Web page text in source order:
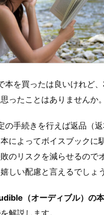
を買ったは良いけれど、
ったことはありませんか。
の手続きを行えば返品（
によってボイスブックに
のリスクを減らせるので
しい配慮と言えるでしょう
（オーディブル）の
を解説します。